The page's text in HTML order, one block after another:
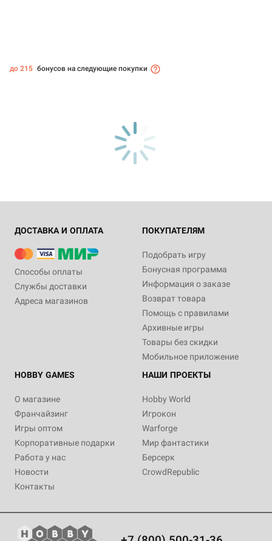
до 215 бонусов на следующие покупки
ДОСТАВКА И ОПЛАТА
Способы оплаты
Службы доставки
Адреса магазинов
ПОКУПАТЕЛЯМ
Подобрать игру
Бонусная программа
Информация о заказе
Возврат товара
Помощь с правилами
Архивные игры
Товары без скидки
Мобильное приложение
HOBBY GAMES
О магазине
Франчайзинг
Игры оптом
Корпоративные подарки
Работа у нас
Новости
Контакты
НАШИ ПРОЕКТЫ
Hobby World
Игрокон
Warforge
Мир фантастики
Берсерк
CrowdRepublic